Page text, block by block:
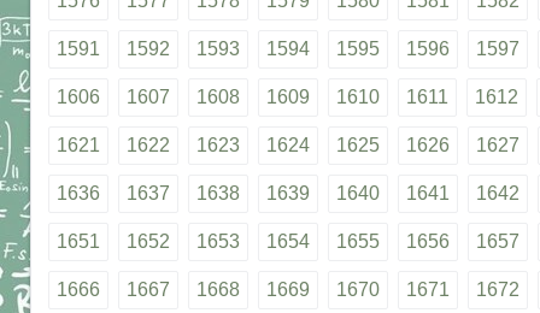
1591 1592 1593 1594 1595 1596 1597
1606 1607 1608 1609 1610 1611 1612
1621 1622 1623 1624 1625 1626 1627
1636 1637 1638 1639 1640 1641 1642
1651 1652 1653 1654 1655 1656 1657
1666 1667 1668 1669 1670 1671 1672